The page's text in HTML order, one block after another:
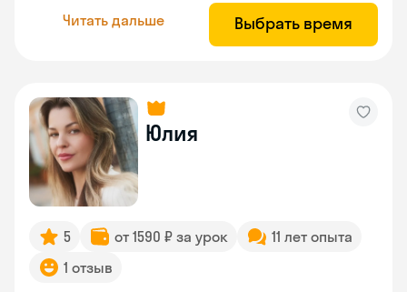
Читать дальше Выбрать время
Юлия
5 от 1590 ₽ за урок
11 лет опыта
1 отзыв